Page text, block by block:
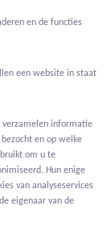
en de functies
een website in staat
verzamelen informatie
en op welke
om u te
Hun enige
van analyseservices
eigenaar van de